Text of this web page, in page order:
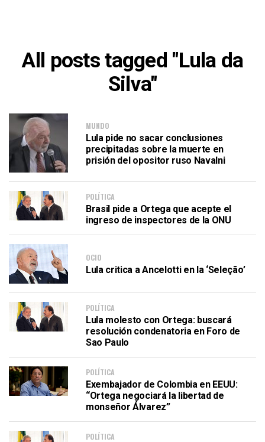
All posts tagged "Lula da
Silva"
MUNDO
Lula pide no sacar conclusiones
precipitadas sobre la muerte en
prisión del opositor ruso Navalni
POLÍTICA
Brasil pide a Ortega que acepte el
ingreso de inspectores de la ONU
OCIO
Lula critica a Ancelotti en la ‘Seleção’
POLÍTICA
Lula molesto con Ortega: buscará
resolución condenatoria en Foro de
Sao Paulo
POLÍTICA
Exembajador de Colombia en EEUU:
“Ortega negociará la libertad de
monseñor Álvarez”
POLÍTICA